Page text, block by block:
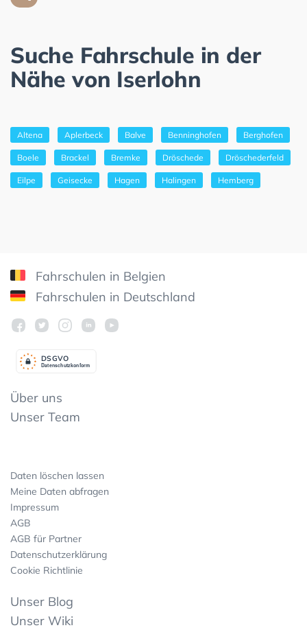
Suche Fahrschule in der
Nähe von Iserlohn
Altena Aplerbeck Balve Benninghofen Berghofen
Boele Brackel Bremke Dröschede Dröschederfeld
Eilpe Geisecke Hagen Halingen Hemberg
Fahrschulen in Belgien
Fahrschulen in Deutschland
Datenschutzkonform
DSGVO
Über uns
Unser Team
Daten löschen lassen
Meine Daten abfragen
Impressum
AGB
AGB für Partner
Datenschutzerklärung
Cookie Richtlinie
Unser Blog
Unser Wiki